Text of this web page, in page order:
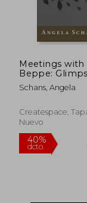
dcto.
Meetings with
Beppe:
a Frieslandic
Grandmother's
Schans, Angela
Createspace,
Nuevo